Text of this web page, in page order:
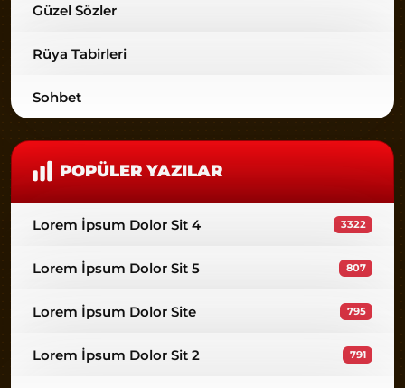
Güzel Sözler
Rüya Tabirleri
Sohbet
POPÜLER YAZILAR
Lorem İpsum Dolor Sit 4 3322
Lorem İpsum Dolor Sit 5 807
Lorem İpsum Dolor Site 795
Lorem İpsum Dolor Sit 2 791